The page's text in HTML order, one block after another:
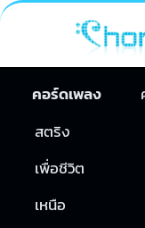
คอร์ดเพลง
สตริง
เพื่อชีวิต
เหนือ